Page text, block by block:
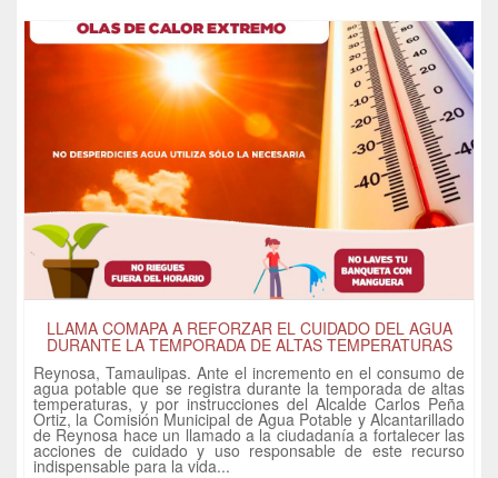
LLAMA COMAPA A REFORZAR EL CUIDADO DEL AGUA
DURANTE LA TEMPORADA DE ALTAS TEMPERATURAS
Reynosa, Tamaulipas. Ante el incremento en el consumo de
agua potable que se registra durante la temporada de altas
temperaturas, y por instrucciones del Alcalde Carlos Peña
Ortiz, la Comisión Municipal de Agua Potable y Alcantarillado
de Reynosa hace un llamado a la ciudadanía a fortalecer las
acciones de cuidado y uso responsable de este recurso
indispensable para la vida...